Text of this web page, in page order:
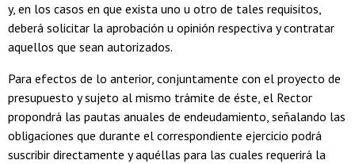
y, en los casos en que exista uno u otro de tales requisitos,
deberá solicitar la aprobación u opinión respectiva y contratar
aquellos que sean autorizados.
Para efectos de lo anterior, conjuntamente con el proyecto de
presupuesto y sujeto al mismo trámite de éste, el Rector
propondrá las pautas anuales de endeudamiento, señalando las
obligaciones que durante el correspondiente ejercicio podrá
suscribir directamente y aquéllas para las cuales requerirá la